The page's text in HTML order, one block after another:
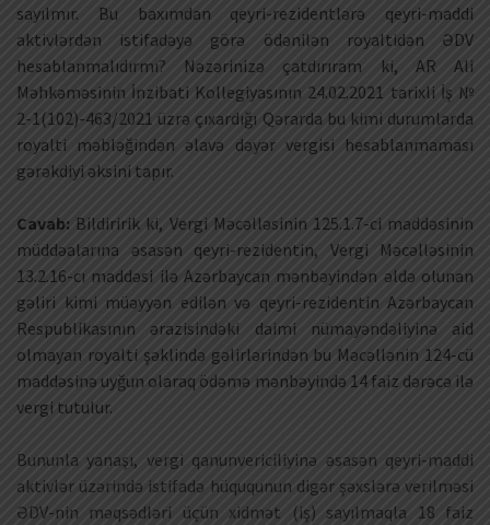
sayılmır. Bu baxımdan qeyri-rezidentlərə qeyri-maddi
aktivlərdən istifadəyə görə ödənilən royaltidən ƏDV
hesablanmalıdırmı? Nəzərinizə çatdırıram ki, AR Ali
Məhkəməsinin İnzibati Kollegiyasının 24.02.2021 tarixli İş №
2-1(102)-463/2021 üzrə çıxardığı Qərarda bu kimi durumlarda
royalti məbləğindən əlavə dəyər vergisi hesablanmaması
gərəkdiyi əksini tapır.
Cavab: Bildiririk ki, Vergi Məcəlləsinin 125.1.7-ci maddəsinin
müddəalarına əsasən qeyri-rezidentin, Vergi Məcəlləsinin
13.2.16-cı maddəsi ilə Azərbaycan mənbəyindən əldə olunan
gəliri kimi müəyyən edilən və qeyri-rezidentin Azərbaycan
Respublikasının ərazisindəki daimi nümayəndəliyinə aid
olmayan royalti şəklində gəlirlərindən bu Məcəllənin 124-cü
maddəsinə uyğun olaraq ödəmə mənbəyində 14 faiz dərəcə ilə
vergi tutulur.
Bununla yanaşı, vergi qanunvericiliyinə əsasən qeyri-maddi
aktivlər üzərində istifadə hüququnun digər şəxslərə verilməsi
ƏDV-nin məqsədləri üçün xidmət (iş) sayılmaqla 18 faiz